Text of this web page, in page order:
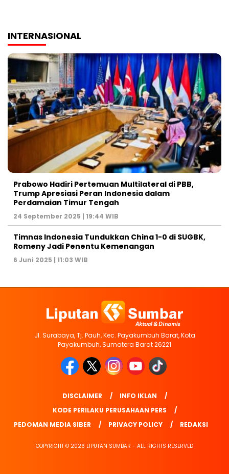
INTERNASIONAL
Prabowo Hadiri Pertemuan Multilateral di PBB,
Trump Apresiasi Peran Indonesia dalam
Perdamaian Timur Tengah
24 September 2025 | 19:44 WIB
Timnas Indonesia Tundukkan China 1-0 di SUGBK,
Romeny Jadi Penentu Kemenangan
6 Juni 2025 | 11:03 WIB
Jl. Surabaya, Tj. Pauh, Kec. Payakumbuh Barat, Kota
Payakumbuh, Sumatera Barat 26221
DISCLAIMER
INFO IKLAN
KODE PERILAKU PERUSAHAAN PERS
PEDOMAN MEDIA SIBER
PRIVACY POLICY REDAKSI
COPYRIGHT © 2026 LIPUTAN SUMBAR - ALL RIGHTS RESERVED